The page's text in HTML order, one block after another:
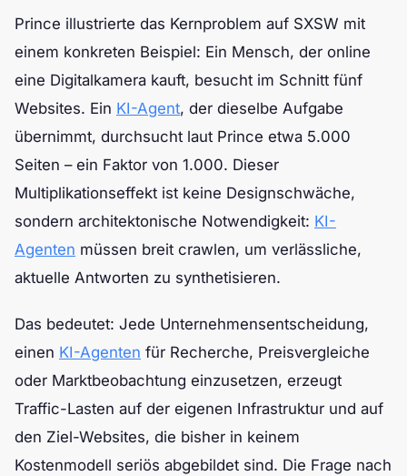
Prince illustrierte das Kernproblem auf SXSW mit
einem konkreten Beispiel: Ein Mensch, der online
eine Digitalkamera kauft, besucht im Schnitt fünf
Websites. Ein KI-Agent, der dieselbe Aufgabe
übernimmt, durchsucht laut Prince etwa 5.000
Seiten – ein Faktor von 1.000. Dieser
Multiplikationseffekt ist keine Designschwäche,
sondern architektonische Notwendigkeit: KI-
Agenten müssen breit crawlen, um verlässliche,
aktuelle Antworten zu synthetisieren.
Das bedeutet: Jede Unternehmensentscheidung,
einen KI-Agenten für Recherche, Preisvergleiche
oder Marktbeobachtung einzusetzen, erzeugt
Traffic-Lasten auf der eigenen Infrastruktur und auf
den Ziel-Websites, die bisher in keinem
Kostenmodell seriös abgebildet sind. Die Frage nach